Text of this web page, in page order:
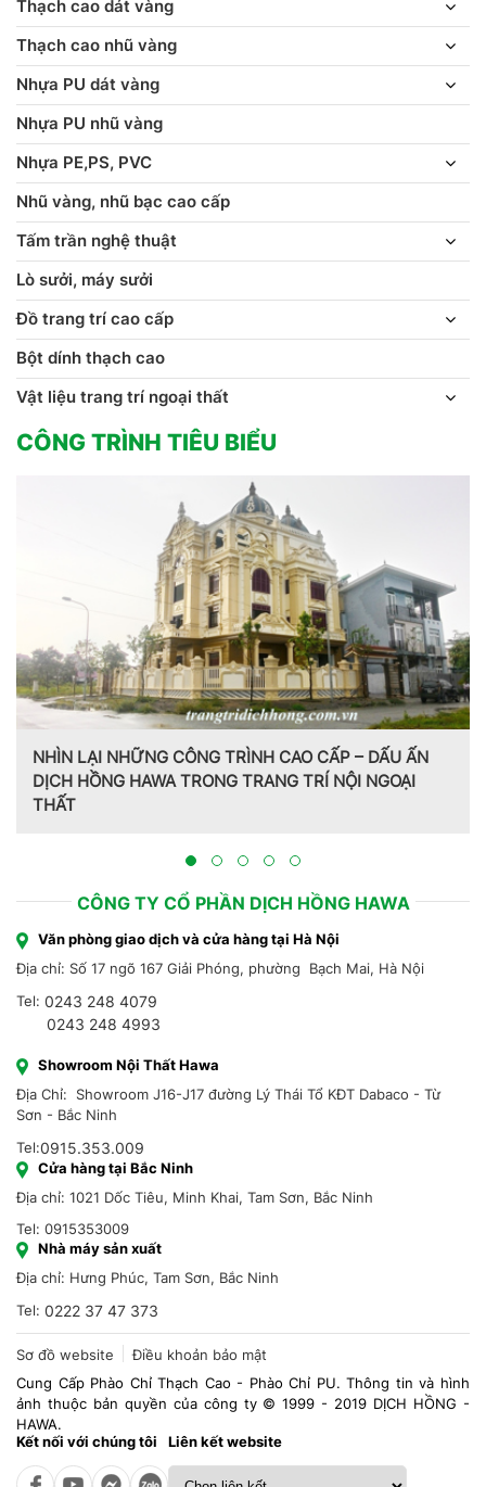
Thạch cao dát vàng
Thạch cao nhũ vàng
Nhựa PU dát vàng
Nhựa PU nhũ vàng
Nhựa PE,PS, PVC
Nhũ vàng, nhũ bạc cao cấp
Tấm trần nghệ thuật
Lò sưởi, máy sưởi
Đồ trang trí cao cấp
Bột dính thạch cao
Vật liệu trang trí ngoại thất
CÔNG TRÌNH TIÊU BIỂU
NHÌN LẠI NHỮNG CÔNG TRÌNH CAO CẤP – DẤU ẤN
DỊCH HỒNG HAWA TRONG TRANG TRÍ NỘI NGOẠI
THẤT
CÔNG TY CỔ PHẦN DỊCH HỒNG HAWA
Văn phòng giao dịch và cửa hàng tại Hà Nội
Địa chỉ: Số 17 ngõ 167 Giải Phóng, phường Bạch Mai, Hà Nội
Tel: 0243 248 4079
0243 248 4993
Showroom Nội Thất Hawa
Địa Chỉ: Showroom J16-J17 đường Lý Thái Tổ KĐT Dabaco - Từ
Sơn - Bắc Ninh
Tel:0915.353.009
Cửa hàng tại Bắc Ninh
Địa chỉ: 1021 Dốc Tiêu, Minh Khai, Tam Sơn, Bắc Ninh
Tel: 0915353009
Nhà máy sản xuất
Địa chỉ: Hưng Phúc, Tam Sơn, Bắc Ninh
Tel: 0222 37 47 373
Sơ đồ website
Điều khoản bảo mật
Cung Cấp Phào Chỉ Thạch Cao - Phào Chỉ PU. Thông tin và hình
ảnh thuộc bản quyền của công ty © 1999 - 2019 DỊCH HỒNG -
HAWA.
Kết nối với chúng tôi
Liên kết website